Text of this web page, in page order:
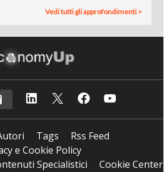
Vedi tutti gli approfondimenti >
Tags
Rss Feed
e Cookie Policy
Specialistici
Cookie Center